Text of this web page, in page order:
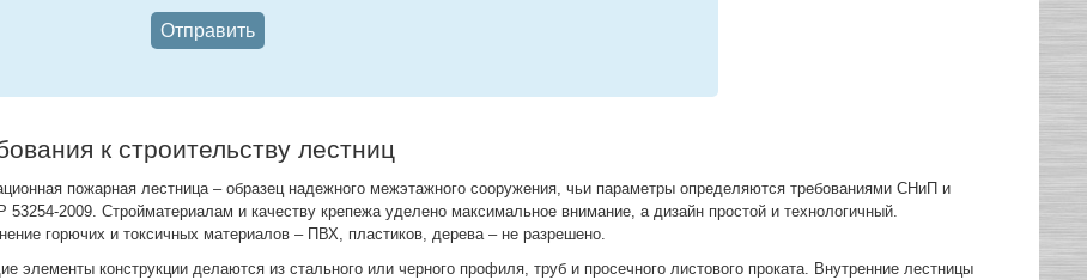
к строительству лестниц
пожарная лестница – образец надежного межэтажного сооружения, чьи параметры определяются требованиями СНиП и
53254-2009. Стройматериалам и качеству крепежа уделено максимальное внимание, а дизайн простой и технологичный.
горючих и токсичных материалов – ПВХ, пластиков, дерева – не разрешено.
элементы конструкции делаются из стального или черного профиля, труб и просечного листового проката. Внутренние лестницы